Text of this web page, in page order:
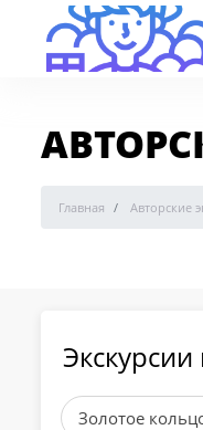
Главная Авторские
Золотое